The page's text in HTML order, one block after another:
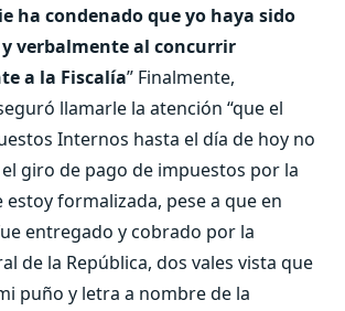
ha condenado que yo haya sido
verbalmente al concurrir
a la Fiscalía” Finalmente,
llamarle la atención “que el
Internos hasta el día de hoy no
giro de pago de impuestos por la
estoy formalizada, pese a que en
entregado y cobrado por la
de la República, dos vales vista que
puño y letra a nombre de la